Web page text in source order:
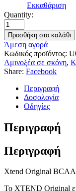
Εκκαθάριση
Quantity:
Προσθήκη στο καλάθι
Άμεση αγορά
Κωδικός προϊόντος:
Αμινοξέα σε σκόνη,
Share: Facebook
Περιγραφή
Δοσολογία
Οδηγίες
Περιγραφή
Περιγραφή
Xtend Original BCAA
Το XTEND Original